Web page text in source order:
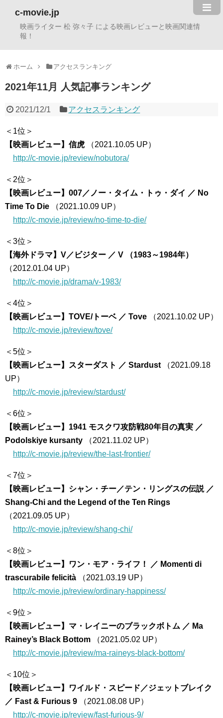
c-movie.jp
映画ライター 松 弥々子 による映画レビューと映画関連情
報！
ホーム アクセスランキング
2021年11月 人気記事ランキング
2021/12/1 アクセスランキング
＜1位＞
【映画レビュー】信虎 （2021.10.05 UP）
http://c-movie.jp/review/nobutora/
＜2位＞
【映画レビュー】007／ノー・タイム・トゥ・ダイ ／ No
Time To Die （2021.10.09 UP）
http://c-movie.jp/review/no-time-to-die/
＜3位＞
【海外ドラマ】V／ビジター ／ V （1983～1984年）
（2012.01.04 UP）
http://c-movie.jp/drama/v-1983/
＜4位＞
【映画レビュー】TOVE/トーベ ／ Tove （2021.10.02 UP）
http://c-movie.jp/review/tove/
＜5位＞
【映画レビュー】スターダスト ／ Stardust （2021.09.18
UP）
http://c-movie.jp/review/stardust/
＜6位＞
【映画レビュー】1941 モスクワ攻防戦80年目の真実 ／
Podolskiye kursanty （2021.11.02 UP）
http://c-movie.jp/review/the-last-frontier/
＜7位＞
【映画レビュー】シャン・チー／テン・リングスの伝説 ／
Shang-Chi and the Legend of the Ten Rings
（2021.09.05 UP）
http://c-movie.jp/review/shang-chi/
＜8位＞
【映画レビュー】ワン・モア・ライフ！ ／ Momenti di
trascurabile felicità （2021.03.19 UP）
http://c-movie.jp/review/ordinary-happiness/
＜9位＞
【映画レビュー】マ・レイニーのブラックボトム ／ Ma
Rainey’s Black Bottom （2021.05.02 UP）
http://c-movie.jp/review/ma-raineys-black-bottom/
＜10位＞
【映画レビュー】ワイルド・スピード／ジェットブレイク
／ Fast & Furious 9 （2021.08.08 UP）
http://c-movie.jp/review/fast-furious-9/